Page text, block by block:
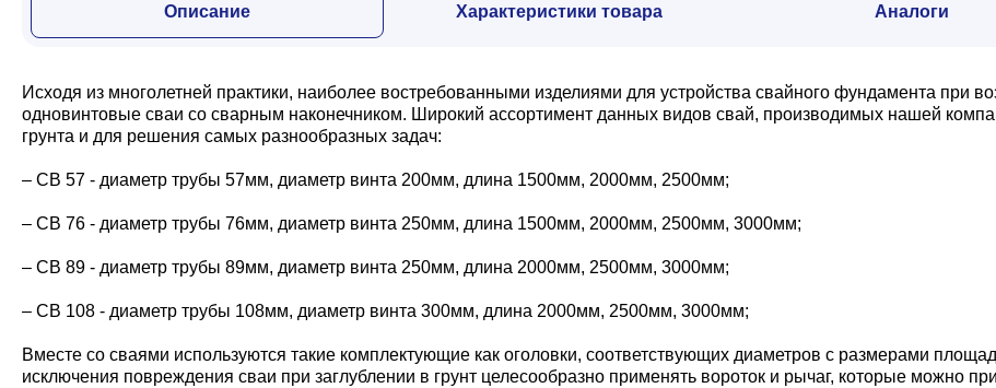
Дача и сад
Другие товары
Описание Характеристики товара Аналоги
Исходя из многолетней практики, наиболее востребованными изделиями для устройства свайного фундамента при
одновинтовые сваи со сварным наконечником. Широкий ассортимент данных видов свай, производимых нашей
грунта и для решения самых разнообразных задач:
– СВ 57 - диаметр трубы 57мм, диаметр винта 200мм, длина 1500мм, 2000мм, 2500мм;
– СВ 76 - диаметр трубы 76мм, диаметр винта 250мм, длина 1500мм, 2000мм, 2500мм, 3000мм;
– СВ 89 - диаметр трубы 89мм, диаметр винта 250мм, длина 2000мм, 2500мм, 3000мм;
– СВ 108 - диаметр трубы 108мм, диаметр винта 300мм, длина 2000мм, 2500мм, 3000мм;
Вместе со сваями используются такие комплектующие как оголовки, соответствующих диаметров с размерами
исключения повреждения сваи при заглублении в грунт целесообразно применять вороток и рычаг, которые можно